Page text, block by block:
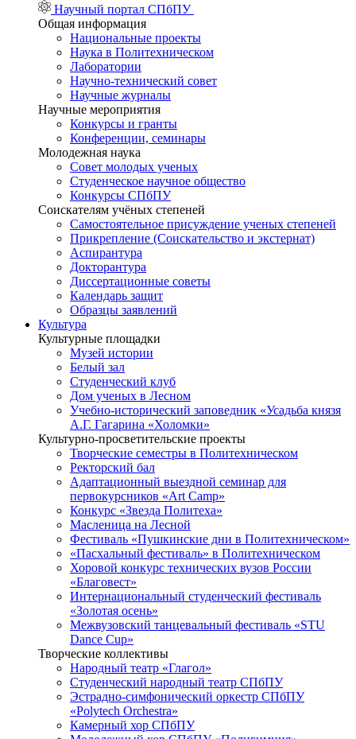
Научный портал СПбПУ
Общая информация
Национальные проекты
Наука в Политехническом
Лаборатории
Научно-технический совет
Научные журналы
Научные мероприятия
Конкурсы и гранты
Конференции, семинары
Молодежная наука
Совет молодых ученых
Студенческое научное общество
Конкурсы СПбПУ
Соискателям учёных степеней
Самостоятельное присуждение ученых степеней
Прикрепление (Соискательство и экстернат)
Аспирантура
Докторантура
Диссертационные советы
Календарь защит
Образцы заявлений
Культура
Культурные площадки
Музей истории
Белый зал
Студенческий клуб
Дом ученых в Лесном
Учебно-исторический заповедник «Усадьба князя
А.Г. Гагарина «Холомки»
Культурно-просветительские проекты
Творческие семестры в Политехническом
Ректорский бал
Адаптационный выездной семинар для
первокурсников «Art Camp»
Конкурс «Звезда Политеха»
Масленица на Лесной
Фестиваль «Пушкинские дни в Политехническом»
«Пасхальный фестиваль» в Политехническом
Хоровой конкурс технических вузов России
«Благовест»
Интернациональный студенческий фестиваль
«Золотая осень»
Межвузовский танцевальный фестиваль «STU
Dance Cup»
Творческие коллективы
Народный театр «Глагол»
Студенческий народный театр СПбПУ
Эстрадно-симфонический оркестр СПбПУ
«Polytech Orchestra»
Камерный хор СПбПУ